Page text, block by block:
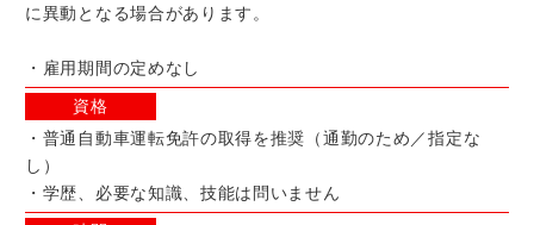
に異動となる場合があります。
・雇用期間の定めなし
資格
・普通自動車運転免許の取得を推奨（通勤のため／指定な
し）
・学歴、必要な知識、技能は問いません